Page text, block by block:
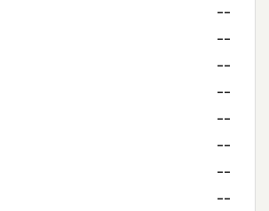
--
--
--
--
--
--
--
--